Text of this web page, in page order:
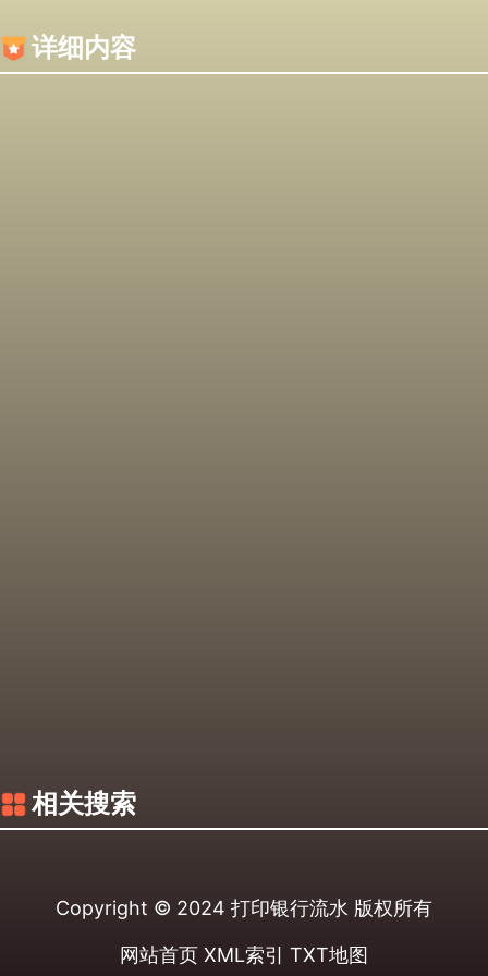
详细内容
相关搜索
Copyright © 2024 打印银行流水 版权所有
网站首页 XML索引 TXT地图